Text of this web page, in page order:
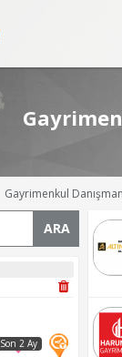
Gayrimenkul
ARA
Son 2 Ay